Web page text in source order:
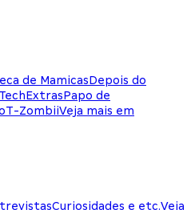
de MamicasDepois do
ExtrasPapo de
T-ZombiiVeja mais em
Curiosidades e etc.Veja